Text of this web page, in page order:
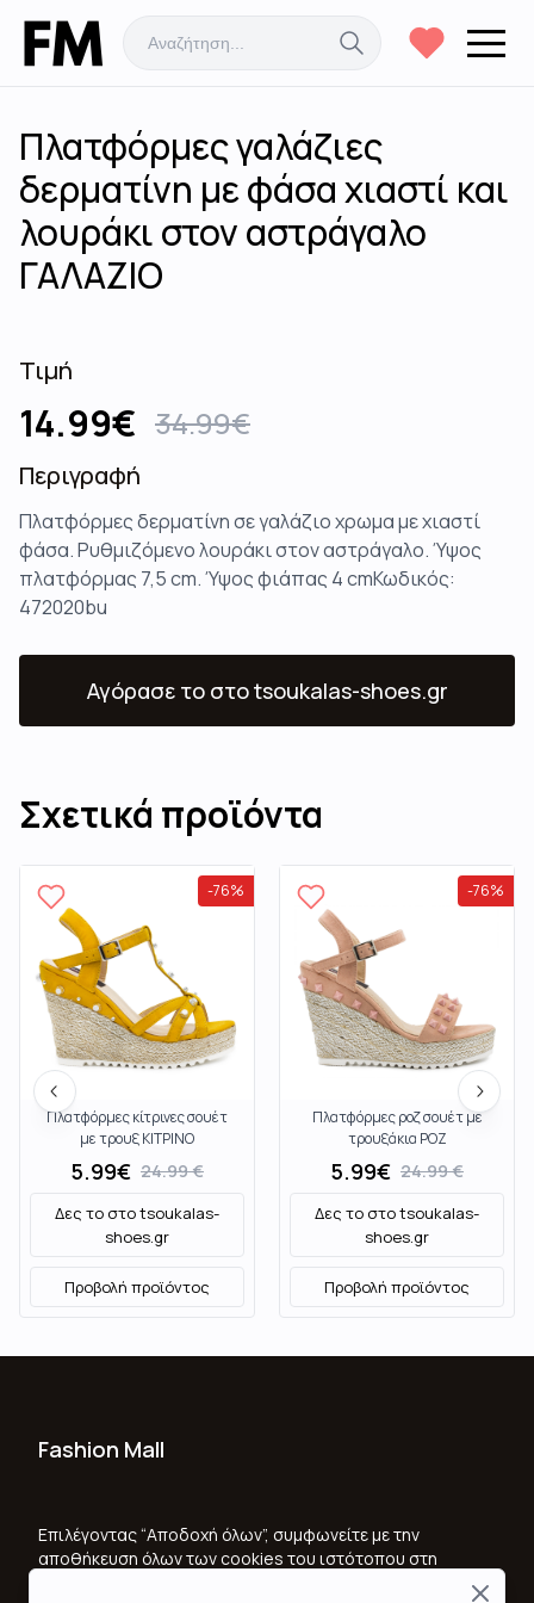
Επιλέγοντας “Αποδοχή όλων”, συμφωνείτε με την
αποθήκευση όλων των cookies του ιστότοπου στη
Close
Πλατφόρμες γαλάζιες
δερματίνη με φάσα χιαστί και
λουράκι στον αστράγαλο
ΓΑΛΑΖΙΟ
Τιμή
14.99€ 34.99€
Περιγραφή
Πλατφόρμες δερματίνη σε γαλάζιο χρωμα με χιαστί
φάσα. Ρυθμιζόμενο λουράκι στον αστράγαλο. Ύψος
πλατφόρμας 7,5 cm. Ύψος φιάπας 4 cmΚωδικός:
472020bu
Αγόρασε το στο tsoukalas-shoes.gr
Σχετικά προϊόντα
-76%
Πλατφόρμες κίτρινες σουέτ
με τρουξ ΚΙΤΡΙΝΟ
5.99€ 24.99€
Δες το στοtsoukalas-
shoes.gr
Προβολή προϊόντος
-76%
Πλατφόρμες ροζ σουέτ με
τρουξάκια ΡΟΖ
5.99€ 24.99€
Δες το στοtsoukalas-
shoes.gr
Προβολή προϊόντος
Fashion Mall
Όροι Χρήσης & Προϋποθέσεις
Πολιτική Απορρήτου